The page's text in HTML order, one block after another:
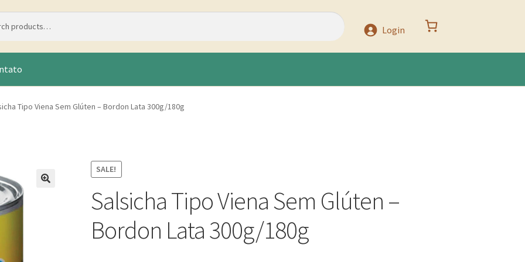
Login
Tipo Viena Sem Glúten – Bordon Lata 300g/180g
SALE!
Salsicha Tipo Viena Sem Glúten –
Bordon Lata 300g/180g